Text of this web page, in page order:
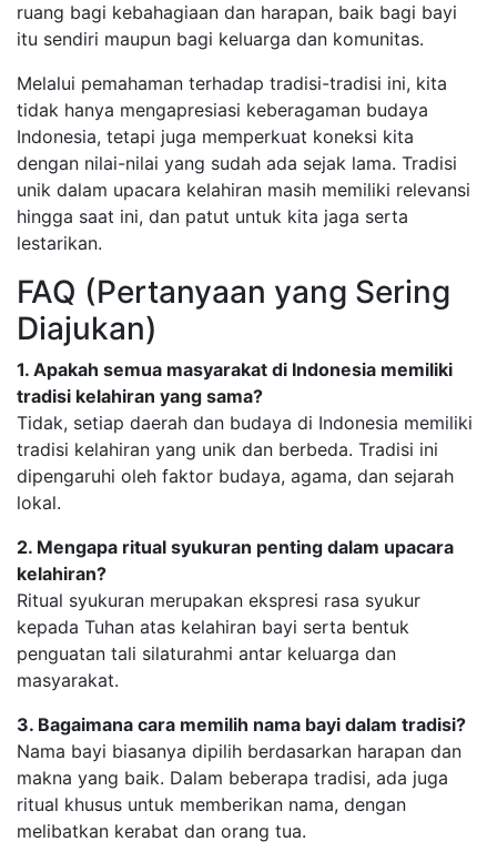
ruang bagi kebahagiaan dan harapan, baik bagi bayi
itu sendiri maupun bagi keluarga dan komunitas.
Melalui pemahaman terhadap tradisi-tradisi ini, kita
tidak hanya mengapresiasi keberagaman budaya
Indonesia, tetapi juga memperkuat koneksi kita
dengan nilai-nilai yang sudah ada sejak lama. Tradisi
unik dalam upacara kelahiran masih memiliki relevansi
hingga saat ini, dan patut untuk kita jaga serta
lestarikan.
FAQ (Pertanyaan yang Sering
Diajukan)
1. Apakah semua masyarakat di Indonesia memiliki
tradisi kelahiran yang sama?
Tidak, setiap daerah dan budaya di Indonesia memiliki
tradisi kelahiran yang unik dan berbeda. Tradisi ini
dipengaruhi oleh faktor budaya, agama, dan sejarah
lokal.
2. Mengapa ritual syukuran penting dalam upacara
kelahiran?
Ritual syukuran merupakan ekspresi rasa syukur
kepada Tuhan atas kelahiran bayi serta bentuk
penguatan tali silaturahmi antar keluarga dan
masyarakat.
3. Bagaimana cara memilih nama bayi dalam tradisi?
Nama bayi biasanya dipilih berdasarkan harapan dan
makna yang baik. Dalam beberapa tradisi, ada juga
ritual khusus untuk memberikan nama, dengan
melibatkan kerabat dan orang tua.